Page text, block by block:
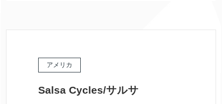
アメリカ
Salsa Cycles/サルサ